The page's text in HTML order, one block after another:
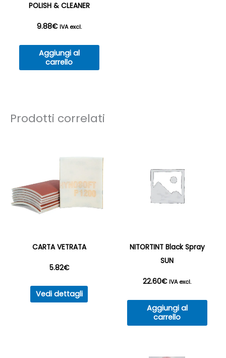
POLISH & CLEANER
9.88€ IVA excl.
Aggiungi al
carrello
Prodotti correlati
CARTA VETRATA
5.82€
Vedi dettagli
Questo
prodotto
NITORTINT Black Spray
SUN
22.60€ IVA excl.
Aggiungi al
carrello